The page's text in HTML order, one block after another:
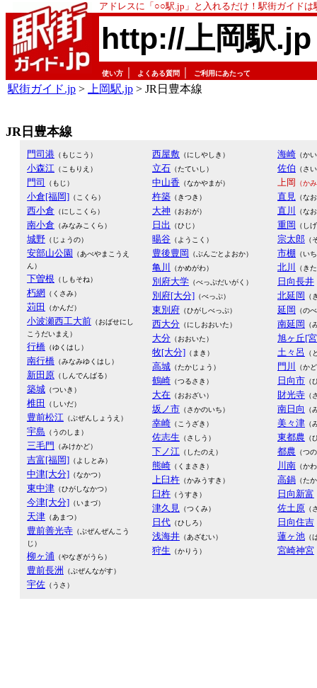
アドレスに「○○駅.jp」と入れるだけ！駅街ガイド
http://上岡駅.jp
使い方 よくある質問 ご利用にあたって
駅街ガイド.jp > 上岡駅.jp > JR日豊本線
JR日豊本線
門司港 （もじこう）
小森江 （こもりえ）
門司 （もじ）
小倉[福岡] （こくら）
西小倉 （にしこくら）
南小倉 （みなみこくら）
城野 （じょうの）
安部山公園
（あべやまこうえ
ん）
下曽根 （しもそね）
朽網 （くさみ）
苅田 （かんだ）
小波瀬西工大前 （おばせにし
こうだいまえ）
行橋 （ゆくはし）
南行橋 （みなみゆくはし）
新田原 （しんでんばる）
築城 （ついき）
椎田 （しいだ）
豊前松江 （ぶぜんしょうえ）
宇島 （うのしま）
三毛門 （みけかど）
吉富[福岡] （よしとみ）
中津[大分] （なかつ）
東中津 （ひがしなかつ）
今津[大分] （いまづ）
天津 （あまつ）
豊前善光寺 （ぶぜんぜんこう
じ）
柳ヶ浦 （やなぎがうら）
豊前長洲 （ぶぜんながす）
宇佐 （うさ）
西屋敷 （にしやしき）
立石 （たていし）
中山香 （なかやまが）
杵築 （きつき）
大神 （おおが）
日出 （ひじ）
暘谷 （ようこく）
豊後豊岡 （ぶんごとよおか）
亀川 （かめがわ）
別府大学 （べっぷだいがく）
別府[大分] （べっぷ）
東別府 （ひがしべっぷ）
西大分 （にしおおいた）
大分 （おおいた）
牧[大分] （まき）
高城 （たかじょう）
鶴崎 （つるさき）
大在 （おおざい）
坂ノ市 （さかのいち）
幸崎 （こうざき）
佐志生 （さしう）
下ノ江 （したのえ）
熊崎 （くまさき）
上臼杵 （かみうすき）
臼杵 （うすき）
津久見 （つくみ）
日代 （ひしろ）
浅海井 （あざむい）
狩生 （かりう）
海崎 （か
佐伯 （さ
上岡 （か
直見 （な
直川 （な
重岡 （し
宗太郎 （
市棚 （い
北川 （き
日向長井
北延岡 （
延岡 （の
南延岡 （
旭ヶ丘[
土々呂
（
門川 （か
日向市 （
財光寺 （
南日向 （
美々津 （
東都農 （
都農 （つ
川南 （か
高鍋 （た
日向新富
佐土原 （
日向住吉
蓮ヶ池 （
宮崎神宮